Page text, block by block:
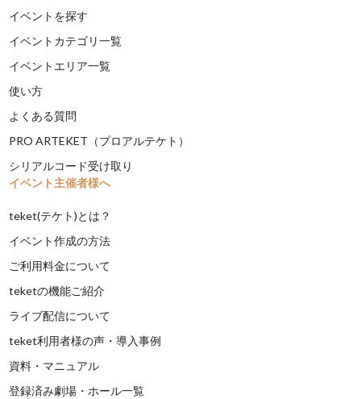
イベントを探す
イベントカテゴリ一覧
イベントエリア一覧
使い方
よくある質問
PRO ARTEKET（プロアルテケト）
シリアルコード受け取り
イベント主催者様へ
teket(テケト)とは？
イベント作成の方法
ご利用料金について
teketの機能ご紹介
ライブ配信について
teket利用者様の声・導入事例
資料・マニュアル
登録済み劇場・ホール一覧